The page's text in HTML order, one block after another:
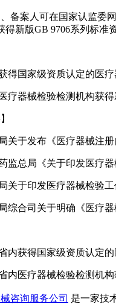
案人可在国家认监委网
得新版GB 9706系列标准
国家级资质认定的医疗
器械检验检测机构获得
于发布《医疗器械注册
总局《关于印发医疗器
于印发医疗器械检验工
合司关于明确《医疗器
获得国家级资质认定的
医疗器械检验检测机构
咨询服务公司 是一家技